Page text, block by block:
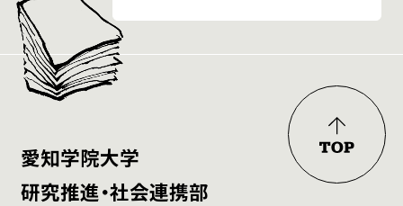
愛知学院大学
研究推進・社会連携部